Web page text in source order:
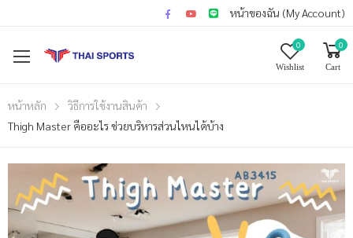
หน้าของฉัน (My Account)
0
Wishlist
0
Cart
หน้าหลัก
วิธีการใช้งานสินค้า
Thigh Master คืออะไร ช่วยบริหารส่วนไหนได้บ้าง